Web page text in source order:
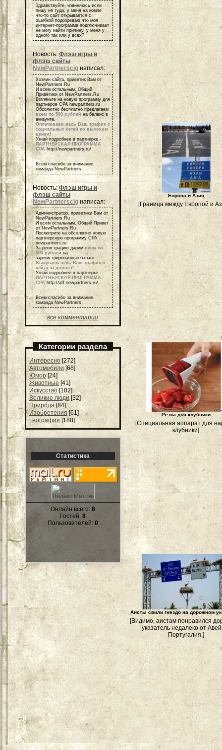
Здравствуйте, извиняюсь если
пишу не туда, у меня на компе
что-то сайт открывается с
ошибкой подозреваю что моя
интернет-программа подглючивает
не могу найти причину, у меня у
одного так или у всех?
Новость: Флэш игры и
флэш сайты
NewPartnerscig написал:
Хозяин сайта, приветик Вам от
NewPartners.Ru
И всем остальным, Общий
Приветики от NewPartners.Ru
Взгляньте на новую программу для
партнеров СРА newpartners.ru
Обсолютно бесплатно предлагаем
всем по 500 рублей на баланс в
аккаунте.
Оплачиваем весь Ваш трафик с
социальных сетей по высоким
ценам!
Узнай подробнее в партнерке -
ПАРТНЕРСКАЯ ПРОГРАММА
СРАhttp://newpartners.ru/
Всем спасибо за внимание,
команда NewPartners
Новость:Флэш игры и
флэш сайты
NewPartnerscig написал:
Администратор, приветики Вам от
NewPartners.Ru
И всем остальным, Общий Привет
от NewPartners.Ru
Посмотрите на обсолютно новую
партнерскую программу СРА
newpartners.ru
За регистрацию дарим всем по
500 рублей на
зарегистрированный баланс.
Выкупаем весь Ваш трафик с
сайта за дорого!
Узнай подробнее в партнерке -
ПАРТНЕРСКАЯ ПРОГРАММА
СРА http://aff.newpartners.ru/
Всем спасибо за внимание,
команда NewPartners
все комментарии
Категории раздела
Интересно [272]
Автомобили [68]
Юмор [24]
Животные [41]
Искусство [102]
Великие люди [32]
Природа [84]
Изобретения [61]
География [188]
Статистика
Онлайн всего: 8
Гостей: 8
Пользователей: 0
Европа и Азия
[Граница между Европой и
Резка для клубники
[Специальная аппарат для
клубники]
Аисты свили гнездо на дорожном
[Видимо, аистам понравился
указатель недалеко от
Португалия.]